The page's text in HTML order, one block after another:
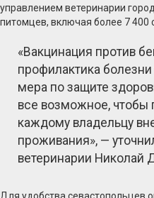
управлением ветеринарии
питомцев, включая более 7 400
«Вакцинация против
профилактика
мера по защите
все возможное, чтобы
каждому владельцу
проживания», —
ветеринарии Николай